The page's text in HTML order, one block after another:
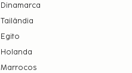
Dinamarca
Tailândia
Egito
Holanda
Marrocos